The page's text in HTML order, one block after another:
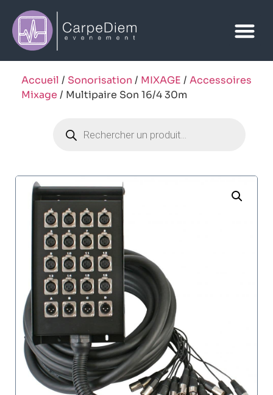
Accueil / Sonorisation / MIXAGE / Accessoires
Mixage / Multipaire Son 16/4 30m